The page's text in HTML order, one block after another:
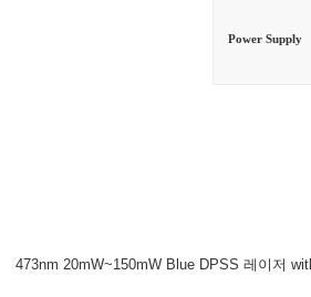
Power Supply
473nm 20mW~150mW Blue DPSS 레이저